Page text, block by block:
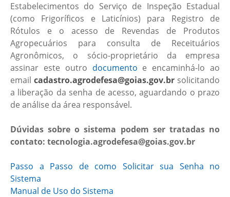
Estabelecimentos do Serviço de Inspeção Estadual
(como Frigoríficos e Laticínios) para Registro de
Rótulos e o acesso de Revendas de Produtos
Agropecuários para consulta de Receituários
Agronômicos, o sócio-proprietário da empresa
assinar este outro documento e encaminhá-lo ao
email cadastro.agrodefesa@goias.gov.br solicitando
a liberação da senha de acesso, aguardando o prazo
de análise da área responsável.
Dúvidas sobre o sistema podem ser tratadas no
contato: tecnologia.agrodefesa@goias.gov.br
Passo a Passo de como Solicitar sua Senha no
Sistema
Manual de Uso do Sistema